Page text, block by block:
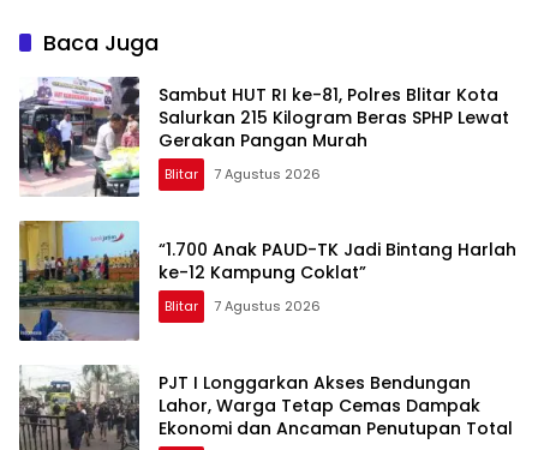
Blitar.Baca Juga
Sambut HUT RI ke-81, Polres Blitar Kota
Salurkan 215 Kilogram Beras SPHP Lewat
Gerakan Pangan Murah
Blitar 7 Agustus 2026
“1.700 Anak PAUD-TK Jadi Bintang Harlah
ke-12 Kampung Coklat”
Blitar 7 Agustus 2026
PJT I Longgarkan Akses Bendungan
Lahor, Warga Tetap Cemas Dampak
Ekonomi dan Ancaman Penutupan Total